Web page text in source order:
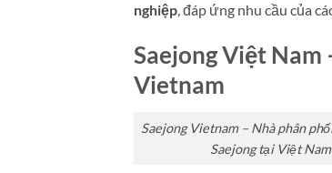
nghiệp, đáp ứng nhu cầu của
Saejong Việt Nam
Vietnam
Saejong Vietnam – Nhà phân
Saejong tại Việt Nam